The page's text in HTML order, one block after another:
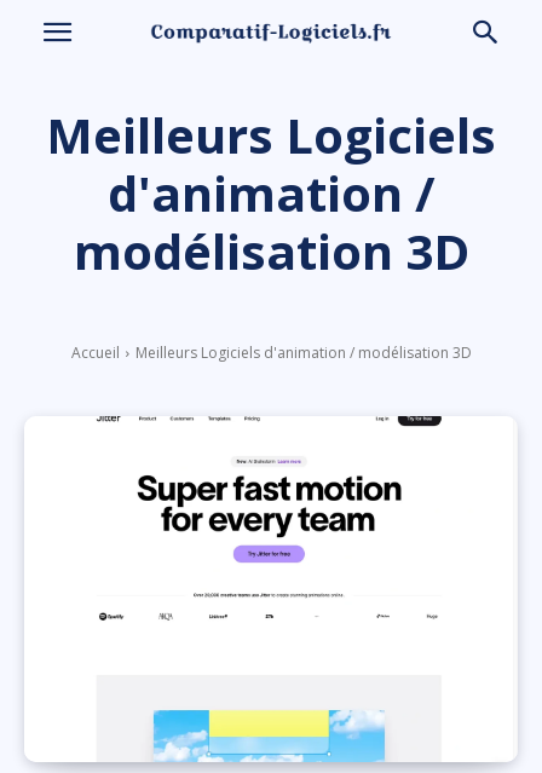
Meilleurs Logiciels
d'animation /
modélisation 3D
Accueil Meilleurs Logiciels d'animation / modélisation 3D